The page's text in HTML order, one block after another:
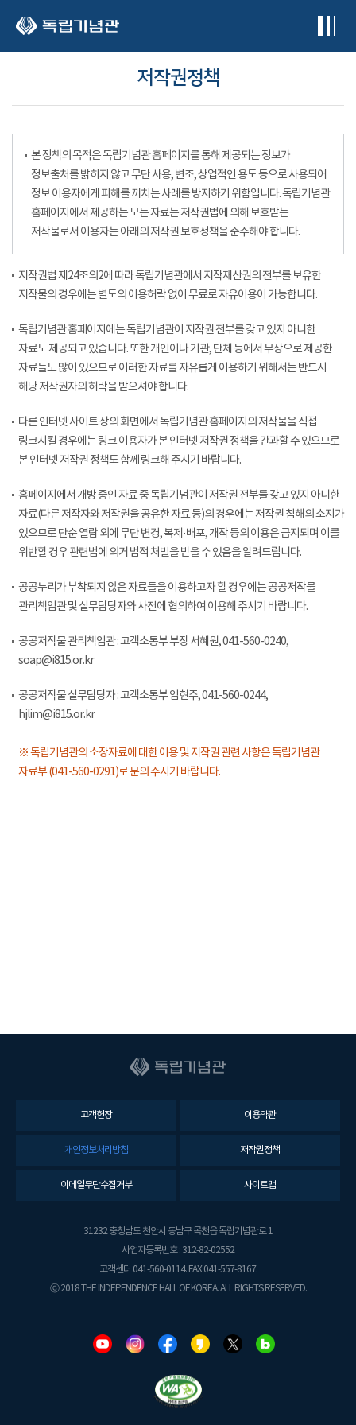
저작권정책
본 정책의 목적은 독립기념관 홈페이지를 통해 제공되는 정보가
정보출처를 밝히지 않고 무단 사용, 변조, 상업적인 용도 등으로 사용되어
정보 이용자에게 피해를 끼치는 사례를 방지하기 위함입니다. 독립기념관
홈페이지에서 제공하는 모든 자료는 저작권법에 의해 보호받는
저작물로서 이용자는 아래의 저작권 보호정책을 준수해야 합니다.
저작권법 제24조의2에 따라 독립기념관에서 저작재산권의 전부를 보유한
저작물의 경우에는 별도의 이용허락 없이 무료로 자유이용이 가능합니다.
독립기념관 홈페이지에는 독립기념관이 저작권 전부를 갖고 있지 아니한
자료도 제공되고 있습니다. 또한 개인이나 기관, 단체 등에서 무상으로 제공한
자료들도 많이 있으므로 이러한 자료를 자유롭게 이용하기 위해서는 반드시
해당 저작권자의 허락을 받으셔야 합니다.
다른 인터넷 사이트 상의 화면에서 독립기념관 홈페이지의 저작물을 직접
링크시킬 경우에는 링크 이용자가 본 인터넷 저작권 정책을 간과할 수 있으므로
본 인터넷 저작권 정책도 함께 링크해 주시기 바랍니다.
홈페이지에서 개방 중인 자료 중 독립기념관이 저작권 전부를 갖고 있지 아니한
자료(다른 저작자와 저작권을 공유한 자료 등)의 경우에는 저작권 침해의 소지가
있으므로 단순 열람 외에 무단 변경, 복제·배포, 개작 등의 이용은 금지되며 이를
위반할 경우 관련법에 의거 법적 처벌을 받을 수 있음을 알려드립니다.
공공누리가 부착되지 않은 자료들을 이용하고자 할 경우에는 공공저작물
관리책임관 및 실무담당자와 사전에 협의하여 이용해 주시기 바랍니다.
공공저작물 관리책임관 : 고객소통부 부장 서혜원, 041-560-0240,
soap@i815.or.kr
공공저작물 실무담당자 : 고객소통부 임현주, 041-560-0244,
hjlim@i815.or.kr
※ 독립기념관의 소장자료에 대한 이용 및 저작권 관련 사항은 독립기념관
자료부 (041-560-0291)로 문의 주시기 바랍니다.
고객헌장 이용약관
개인정보처리방침 저작권정책
이메일무단수집거부 사이트맵
31232 충청남도 천안시 동남구 목천읍 독립기념관로 1
사업자등록번호 : 312-82-02552
고객센터 041-560-0114. FAX 041-557-8167.
ⓒ 2018 THE INDEPENDENCE HALL OF KOREA. ALL RIGHTS RESERVED.